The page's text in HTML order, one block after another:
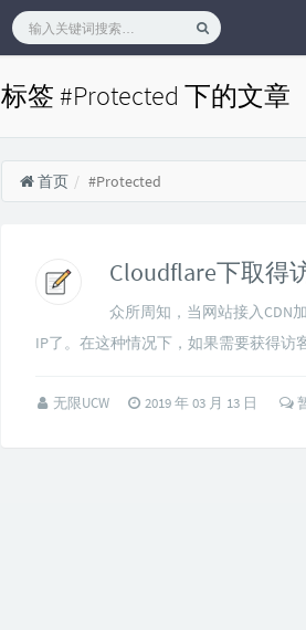
标签 #Protected 下的文章
首页 #Protected
Cloudflare下取得
众所周知，当网站接入CDN
IP了。在这种情况下，如果需要获得访
无限UCW 2019 年 03 月 13 日